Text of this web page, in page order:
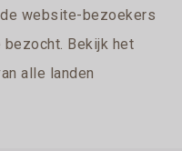
website-bezoekers
Bekijk het
alle landen